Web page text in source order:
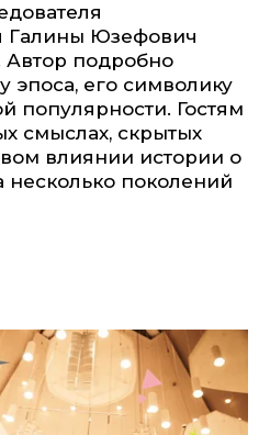
Галины Юзефович
Автор подробно
эпоса, его символику
популярности. Гостям
смыслах, скрытых
влиянии истории о
поколений